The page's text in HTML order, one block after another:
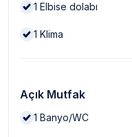
1 Elbise dolabı
1 Klima
Açık Mutfak
1 Banyo/WC